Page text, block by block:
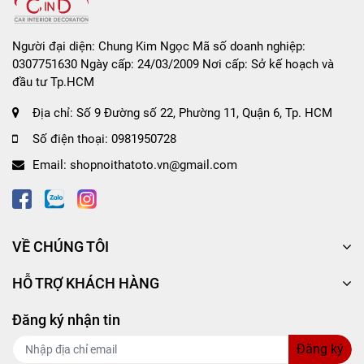
Khi thay nhớt, nên thay luôn lọc nhớt để đảm bảo
Đổ trực tiếp vào khoang nhớt theo dung tích quy định
của xe.
Lưu ý kiểm tra mức nhớt bằng que thăm sau khi thay để
📦 Thông tin kỹ thuật:
Công nghệ sinh thái econTECH+ Tiết kiệm năng
Tiêu chuẩn: API CF4/SG
Dung tích: Theo từng mẫu mã (1L / 4L / 6L / 20L)
Người đại diện: Chung Kim Ngọc Mã số doanh nghiệp:
0307751630 Ngày cấp: 24/03/2009 Nơi cấp: Sở kế hoạch và
đầu tư Tp.HCM
Địa chỉ: Số 9 Đường số 22, Phường 11, Quận 6, Tp. HCM
Số điện thoại: 0981950728
Email: shopnoithatoto.vn@gmail.com
VỀ CHÚNG TÔI
HỖ TRỢ KHÁCH HÀNG
Đăng ký nhận tin
Đăng ký